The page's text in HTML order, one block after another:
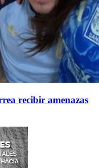
recibir amenazas